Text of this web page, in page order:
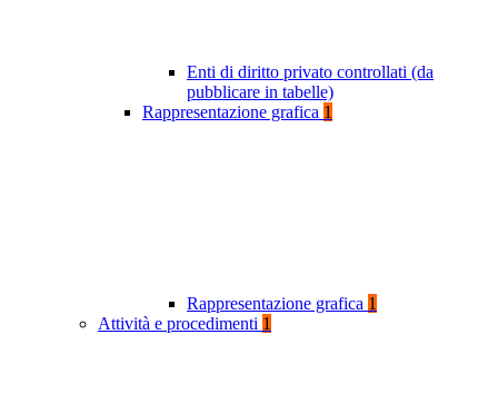
Enti di diritto privato controllati (da
pubblicare in tabelle)
Rappresentazione grafica 1
Rappresentazione grafica 1
Attività e procedimenti 1